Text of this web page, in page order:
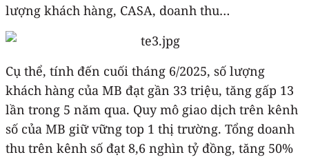
lượng khách hàng, CASA, doanh thu…
Cụ thể, tính đến cuối tháng 6/2025, số lượng
khách hàng của MB đạt gần 33 triệu, tăng gấp 13
lần trong 5 năm qua. Quy mô giao dịch trên kênh
số của MB giữ vững top 1 thị trường. Tổng doanh
thu trên kênh số đạt 8,6 nghìn tỷ đồng, tăng 50%